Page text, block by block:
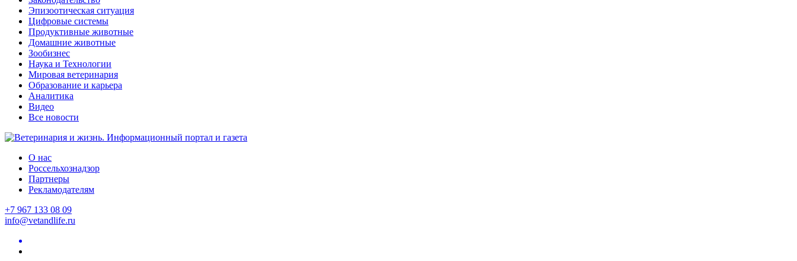
Эпизоотическая ситуация
Цифровые системы
Продуктивные животные
Домашние животные
Зообизнес
Наука и Технологии
Мировая ветеринария
Образование и карьера
Аналитика
Видео
Все новости
О нас
Россельхознадзор
Партнеры
Рекламодателям
+7 967 133 08 09
info@vetandlife.ru